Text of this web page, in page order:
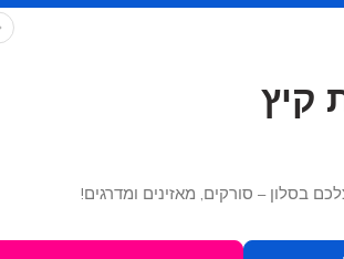
קיץ
בסלון – סורקים, מאזינים ומדרגים!